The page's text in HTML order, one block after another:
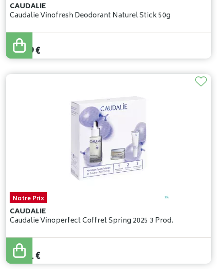
CAUDALIE
Caudalie Vinofresh Deodorant Naturel Stick 50g
11,69€
Notre Prix
CAUDALIE
Caudalie Vinoperfect Coffret Spring 2025 3 Prod.
42,41€